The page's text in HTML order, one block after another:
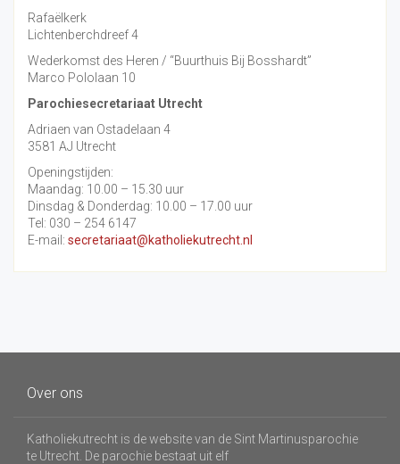
Rafaëlkerk
Lichtenberchdreef 4
Wederkomst des Heren / “Buurthuis Bij Bosshardt”
Marco Pololaan 10
Parochiesecretariaat Utrecht
Adriaen van Ostadelaan 4
3581 AJ Utrecht
Openingstijden:
Maandag: 10.00 – 15.30 uur
Dinsdag & Donderdag: 10.00 – 17.00 uur
Tel: 030 – 254 6147
E-mail: secretariaat@katholiekutrecht.nl
Over ons
Katholiekutrecht is de website van de Sint Martinusparochie
te Utrecht. De parochie bestaat uit elf